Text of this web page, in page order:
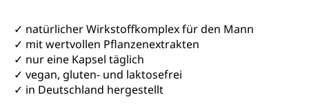
✓ natürlicher Wirkstoffkomplex für den Mann
✓ mit wertvollen Pflanzenextrakten
✓ nur eine Kapsel täglich
✓ vegan, gluten- und laktosefrei
✓ in Deutschland hergestellt